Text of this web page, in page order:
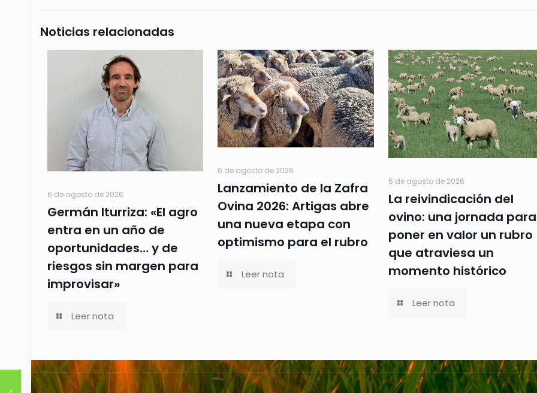
Noticias relacionadas
6 de agosto de 2026
Germán Iturriza: «El agro
entra en un año de
oportunidades… y de
riesgos sin margen para
improvisar»
Leer nota
6 de agosto de 2026
Lanzamiento de la Zafra
Ovina 2026: Artigas abre
una nueva etapa con
optimismo para el rubro
Leer nota
6 de agosto de 2026
La reivindicación del
ovino: una jornada para
poner en valor un rubro
que atraviesa un
momento histórico
Leer nota